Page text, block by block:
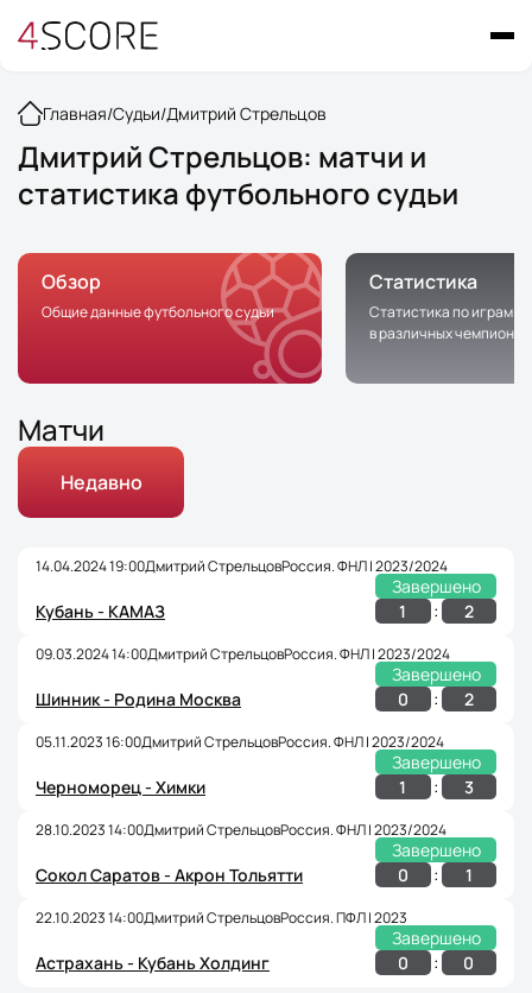
Главная/Судьи/Дмитрий Стрельцов
Дмитрий Стрельцов: матчи и
статистика футбольного судьи
Обзор
Общие данные футбольного судьи
Статистика
Статистика по играм с
в различных
Матчи
Недавно
14.04.2024 19:00Дмитрий СтрельцовРоссия. ФНЛ | 2023/2024
Завершено
Кубань - КАМАЗ
1 : 2
09.03.2024 14:00Дмитрий СтрельцовРоссия. ФНЛ | 2023/2024
Завершено
Шинник - Родина Москва
0 : 2
05.11.2023 16:00Дмитрий СтрельцовРоссия. ФНЛ | 2023/2024
Завершено
Черноморец - Химки
1 : 3
28.10.2023 14:00Дмитрий СтрельцовРоссия. ФНЛ | 2023/2024
Завершено
Сокол Саратов - Акрон Тольятти
0 : 1
22.10.2023 14:00Дмитрий СтрельцовРоссия. ПФЛ | 2023
Завершено
Астрахань - Кубань Холдинг
0 : 0